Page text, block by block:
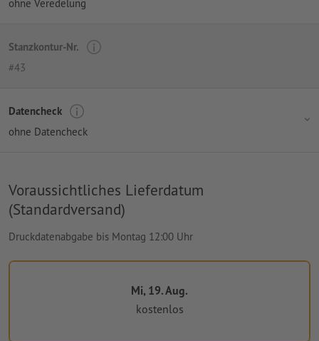
ohne Veredelung
Stanzkontur-Nr.
#43
Datencheck
ohne Datencheck
Voraussichtliches Lieferdatum
(Standardversand)
Druckdatenabgabe bis Montag 12:00 Uhr
Mi, 19. Aug.
kostenlos